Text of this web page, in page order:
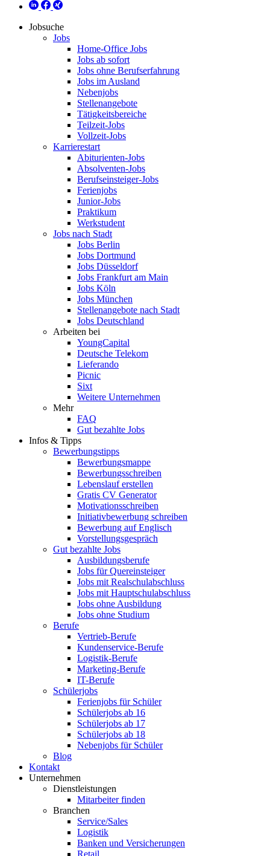
Jobsuche
Jobs
Home-Office Jobs
Jobs ab sofort
Jobs ohne Berufserfahrung
Jobs im Ausland
Nebenjobs
Stellenangebote
Tätigkeitsbereiche
Teilzeit-Jobs
Vollzeit-Jobs
Karrierestart
Abiturienten-Jobs
Absolventen-Jobs
Berufseinsteiger-Jobs
Ferienjobs
Junior-Jobs
Praktikum
Werkstudent
Jobs nach Stadt
Jobs Berlin
Jobs Dortmund
Jobs Düsseldorf
Jobs Frankfurt am Main
Jobs Köln
Jobs München
Stellenangebote nach Stadt
Jobs Deutschland
Arbeiten bei
YoungCapital
Deutsche Telekom
Lieferando
Picnic
Sixt
Weitere Unternehmen
Mehr
FAQ
Gut bezahlte Jobs
Infos & Tipps
Bewerbungstipps
Bewerbungsmappe
Bewerbungsschreiben
Lebenslauf erstellen
Gratis CV Generator
Motivationsschreiben
Initiativbewerbung schreiben
Bewerbung auf Englisch
Vorstellungsgespräch
Gut bezahlte Jobs
Ausbildungsberufe
Jobs für Quereinsteiger
Jobs mit Realschulabschluss
Jobs mit Hauptschulabschluss
Jobs ohne Ausbildung
Jobs ohne Studium
Berufe
Vertrieb-Berufe
Kundenservice-Berufe
Logistik-Berufe
Marketing-Berufe
IT-Berufe
Schülerjobs
Ferienjobs für Schüler
Schülerjobs ab 16
Schülerjobs ab 17
Schülerjobs ab 18
Nebenjobs für Schüler
Blog
Kontakt
Unternehmen
Dienstleistungen
Mitarbeiter finden
Branchen
Service/Sales
Logistik
Banken und Versicherungen
Retail